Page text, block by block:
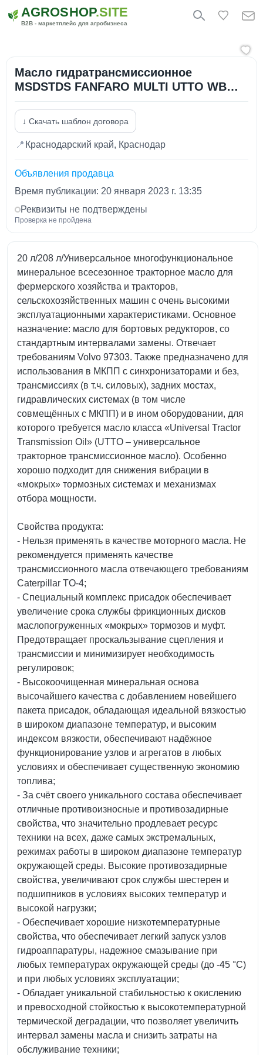
AGROSHOP.SITE
B2B - маркетплейс для агробизнеса
Масло гидратрансмиссионное
MSDSTDS FANFARO MULTI UTTO WB
101
↓ Скачать шаблон договора
📍 Краснодарский край, Краснодар
Объявления продавца
Время публикации: 20 января 2023 г. 13:35
Реквизиты не подтверждены
Проверка не пройдена
20 л/208 л/Универсальное многофункциональное
минеральное всесезонное тракторное масло для
фермерского хозяйства и тракторов,
сельскохозяйственных машин с очень высокими
эксплуатационными характеристиками. Основное
назначение: масло для бортовых редукторов, со
стандартным интервалами замены. Отвечает
требованиям Volvo 97303. Также предназначено для
использования в МКПП с синхронизаторами и без,
трансмиссиях (в т.ч. силовых), задних мостах,
гидравлических системах (в том числе
совмещённых с МКПП) и в ином оборудовании, для
которого требуется масло класса «Universal Tractor
Transmission Oil» (UTTO – универсальное
тракторное трансмиссионное масло). Особенно
хорошо подходит для снижения вибрации в
«мокрых» тормозных системах и механизмах
отбора мощности.
Свойства продукта:
- Нельзя применять в качестве моторного масла. Не
рекомендуется применять качестве
трансмиссионного масла отвечающего требованиям
Caterpillar TO-4;
- Специальный комплекс присадок обеспечивает
увеличение срока службы фрикционных дисков
маслопогруженных «мокрых» тормозов и муфт.
Предотвращает проскальзывание сцепления и
трансмиссии и минимизирует необходимость
регулировок;
- Высокоочищенная минеральная основа
высочайшего качества с добавлением новейшего
пакета присадок, обладающая идеальной вязкостью
в широком диапазоне температур, и высоким
индексом вязкости, обеспечивают надёжное
функционирование узлов и агрегатов в любых
условиях и обеспечивает существенную экономию
топлива;
- За счёт своего уникального состава обеспечивает
отличные противоизносные и противозадирные
свойства, что значительно продлевает ресурс
техники на всех, даже самых экстремальных,
режимах работы в широком диапазоне температур
окружающей среды. Высокие противозадирные
свойства, увеличивают срок службы шестерен и
подшипников в условиях высоких температур и
высокой нагрузки;
- Обеспечивает хорошие низкотемпературные
свойства, что обеспечивает легкий запуск узлов
гидроаппаратуры, надежное смазывание при
любых температурах окружающей среды (до -45 °C)
и при любых условиях эксплуатации;
- Обладает уникальной стабильностью к окислению
и превосходной стойкостью к высокотемпературной
термической деградации, что позволяет увеличить
интервал замены масла и снизить затраты на
обслуживание техники;